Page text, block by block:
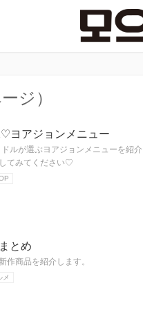
ジ）
ヨアジョンメニュー
ルが選ぶヨアジョンメニューを紹介
てみてください♡
とめ
作商品を紹介します。
メ